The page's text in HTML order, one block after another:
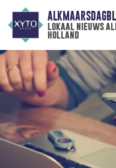
lokaal nieuws
holland